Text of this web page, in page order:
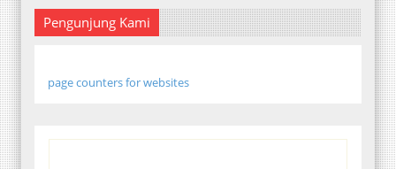
Pengunjung Kami
page counters for websites